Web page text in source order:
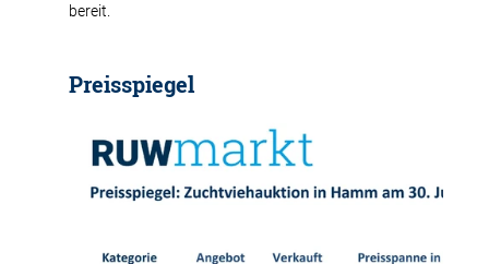
bereit.
Preisspiegel